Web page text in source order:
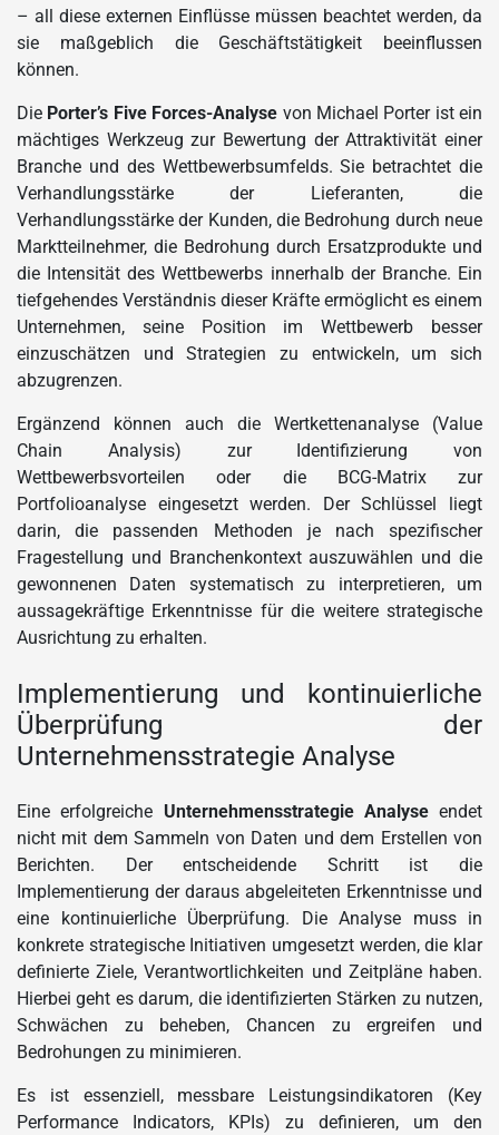
– all diese externen Einflüsse müssen beachtet werden, da
sie maßgeblich die Geschäftstätigkeit beeinflussen
können.
Die Porter’s Five Forces-Analyse von Michael Porter ist ein
mächtiges Werkzeug zur Bewertung der Attraktivität einer
Branche und des Wettbewerbsumfelds. Sie betrachtet die
Verhandlungsstärke der Lieferanten, die
Verhandlungsstärke der Kunden, die Bedrohung durch neue
Marktteilnehmer, die Bedrohung durch Ersatzprodukte und
die Intensität des Wettbewerbs innerhalb der Branche. Ein
tiefgehendes Verständnis dieser Kräfte ermöglicht es einem
Unternehmen, seine Position im Wettbewerb besser
einzuschätzen und Strategien zu entwickeln, um sich
abzugrenzen.
Ergänzend können auch die Wertkettenanalyse (Value
Chain Analysis) zur Identifizierung von
Wettbewerbsvorteilen oder die BCG-Matrix zur
Portfolioanalyse eingesetzt werden. Der Schlüssel liegt
darin, die passenden Methoden je nach spezifischer
Fragestellung und Branchenkontext auszuwählen und die
gewonnenen Daten systematisch zu interpretieren, um
aussagekräftige Erkenntnisse für die weitere strategische
Ausrichtung zu erhalten.
Implementierung und kontinuierliche
Überprüfung der
Unternehmensstrategie Analyse
Eine erfolgreiche Unternehmensstrategie Analyseendet
nicht mit dem Sammeln von Daten und dem Erstellen von
Berichten. Der entscheidende Schritt ist die
Implementierung der daraus abgeleiteten Erkenntnisse und
eine kontinuierliche Überprüfung. Die Analyse muss in
konkrete strategische Initiativen umgesetzt werden, die klar
definierte Ziele, Verantwortlichkeiten und Zeitpläne haben.
Hierbei geht es darum, die identifizierten Stärken zu nutzen,
Schwächen zu beheben, Chancen zu ergreifen und
Bedrohungen zu minimieren.
Es ist essenziell, messbare Leistungsindikatoren (Key
Performance Indicators, KPIs) zu definieren, um den